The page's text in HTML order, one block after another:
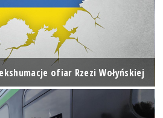
ofiar Rzezi Wołyńskiej